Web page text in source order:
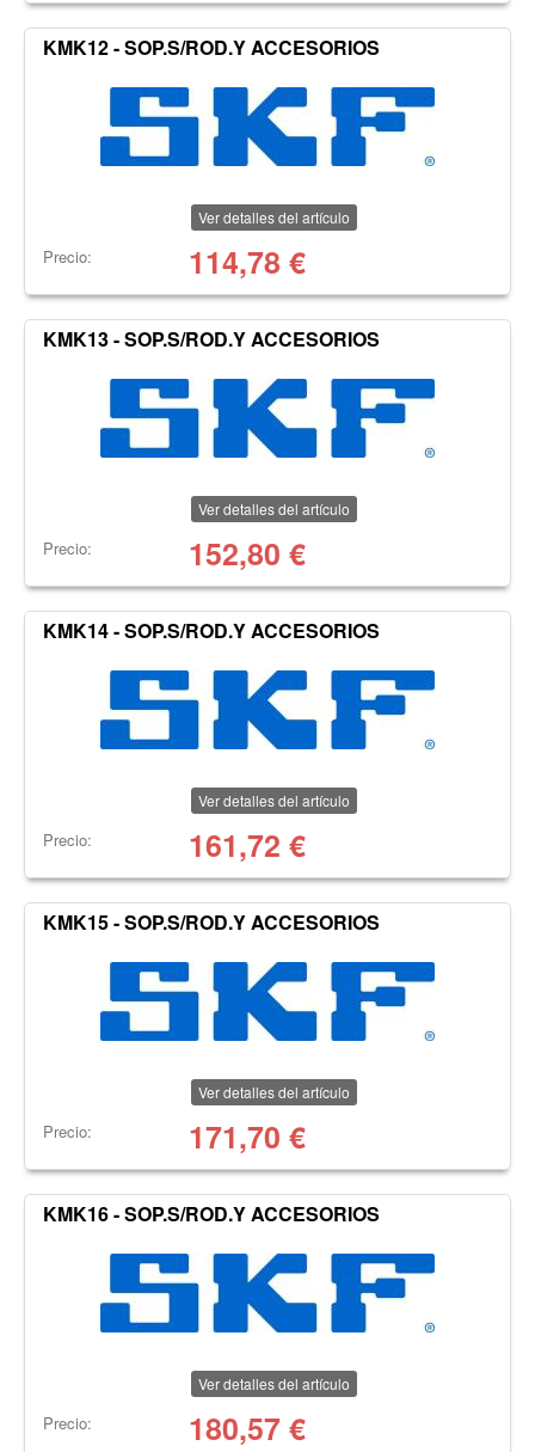
KMK12 - SOP.S/ROD.Y ACCESORIOS
Ver detalles del artículo
Precio: 114,78 €
KMK13 - SOP.S/ROD.Y ACCESORIOS
Ver detalles del artículo
Precio: 152,80 €
KMK14 - SOP.S/ROD.Y ACCESORIOS
Ver detalles del artículo
Precio: 161,72 €
KMK15 - SOP.S/ROD.Y ACCESORIOS
Ver detalles del artículo
Precio: 171,70 €
KMK16 - SOP.S/ROD.Y ACCESORIOS
Ver detalles del artículo
Precio: 180,57€